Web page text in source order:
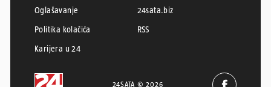
Oglašavanje
24sata.biz
Politika kolačića
RSS
Karijera u 24
24SATA © 2026